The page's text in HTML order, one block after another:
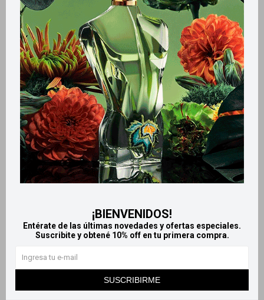
¡BIENVENIDOS!
Entérate de las últimas novedades y ofertas especiales.
Suscribite y obtené 10% off en tu primera compra.
SUSCRIBIRME
Métodos y costos de envío
Retiros gratuitos en tiendas
Productos que te pueden interesar
LlegaHOY